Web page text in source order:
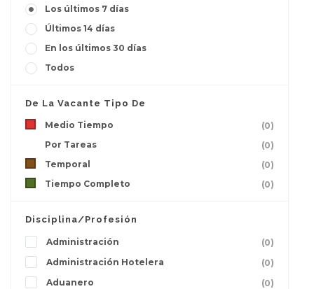
Los últimos 7 días
Últimos 14 días
En los últimos 30 días
Todos
De La Vacante Tipo De
Medio Tiempo
(0)
Por Tareas
(0)
Temporal
(0)
Tiempo Completo
(0)
Disciplina/Profesión
Administración
(0)
Administración Hotelera
(0)
Aduanero
(0)